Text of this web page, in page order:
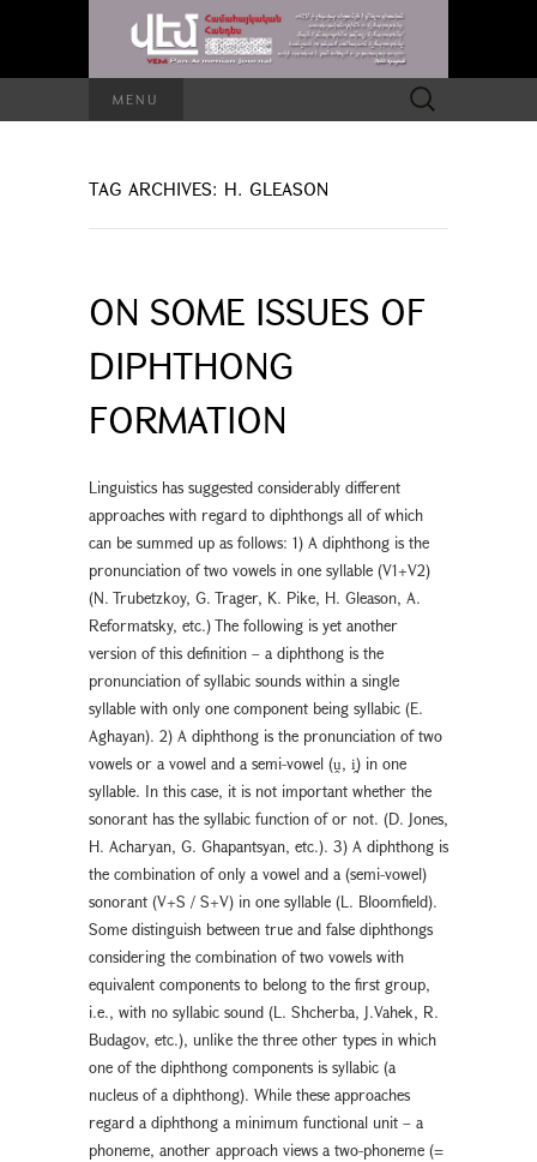
MENU
Search
for:
TAG ARCHIVES: H. GLEASON
ON SOME ISSUES OF
DIPHTHONG
FORMATION
Linguistics has suggested considerably different
approaches with regard to diphthongs all of which
can be summed up as follows: 1) A diphthong is the
pronunciation of two vowels in one syllable (V1+V2)
(N. Trubetzkoy, G. Trager, K. Pike, H. Gleason, A.
Reformatsky, etc.) The following is yet another
version of this definition – a diphthong is the
pronunciation of syllabic sounds within a single
syllable with only one component being syllabic (E.
Aghayan). 2) A diphthong is the pronunciation of two
vowels or a vowel and a semi-vowel (ṷ, i̭) in one
syllable. In this case, it is not important whether the
sonorant has the syllabic function of or not. (D. Jones,
H. Acharyan, G. Ghapantsyan, etc.). 3) A diphthong is
the combination of only a vowel and a (semi-vowel)
sonorant (V+S / S+V) in one syllable (L. Bloomfield).
Some distinguish between true and false diphthongs
considering the combination of two vowels with
equivalent components to belong to the first group,
i.e., with no syllabic sound (L. Shcherba, J.Vahek, R.
Budagov, etc.), unlike the three other types in which
one of the diphthong components is syllabic (a
nucleus of a diphthong). While these approaches
regard a diphthong a minimum functional unit – a
phoneme, another approach views a two-phoneme (=